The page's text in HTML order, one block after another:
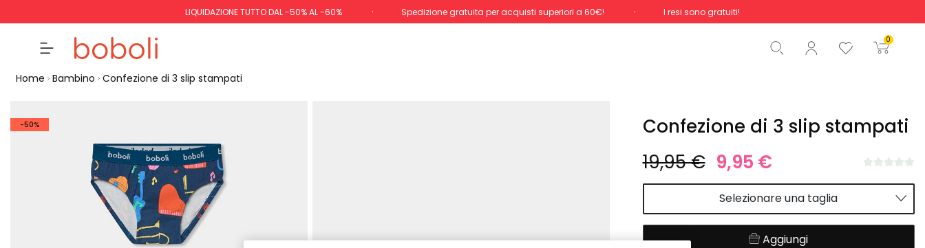
LIQUIDAZIONE TUTTO DAL -50% AL -60% Spedizione gratuita per acquisti superiori a 60€! I resi sono gratuiti!
0
Totale 0,00 €
Inizio ordine
Home Bambino Confezione di 3 slip stampati
-50%
Confezione di 3 slip stampati
19,95 € 9,95 €
Selezionare una taglia
Aggiungi